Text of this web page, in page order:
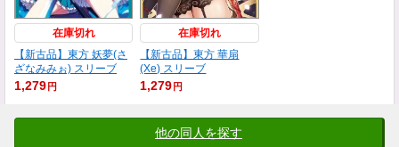
在庫切れ
【新古品】東方 妖夢(さ
ざなみみぉ) スリーブ
1,279 円
在庫切れ
【新古品】東方 華扇
(Xe) スリーブ
1,279 円
他の同人を探す